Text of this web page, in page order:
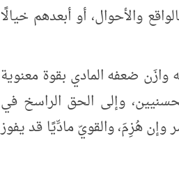
والأحوال، أو أبعدهم خيالًا
ضعفه المادي بقوة معنوية
وإلى الحق الراسخ في
وإن هُزِمَ، والقويّ مادِّيًا قد يفوز